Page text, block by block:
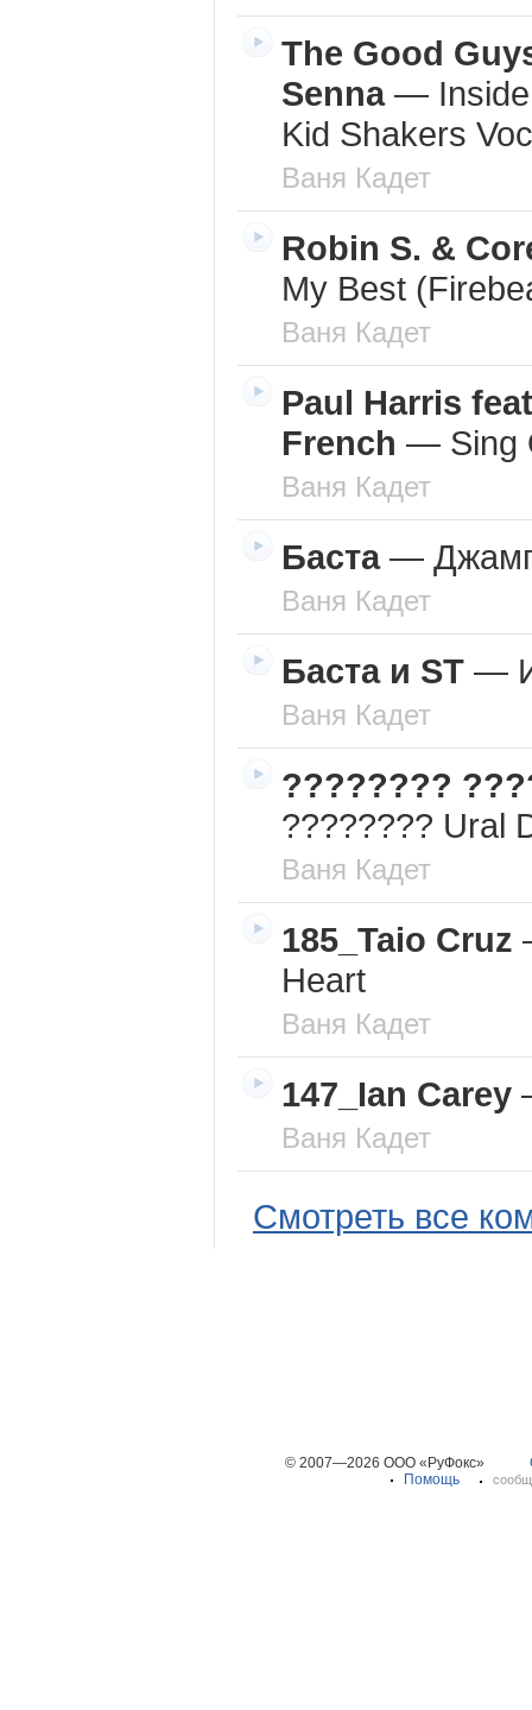
The Good
Senna—
Kid Shakers
Ваня Кадет
Robin S. &
My Best
Ваня Кадет
Paul Harris
French — Sing
Ваня Кадет
Баста—
Ваня Кадет
Баста и ST —
Ваня Кадет
????????
???????? Ural
Ваня Кадет
185_Taio Cruz
Heart
Ваня Кадет
147_Ian Carey
Ваня Кадет
Смотреть все
© 2007—2026 ООО «РуФокс»
Помощь